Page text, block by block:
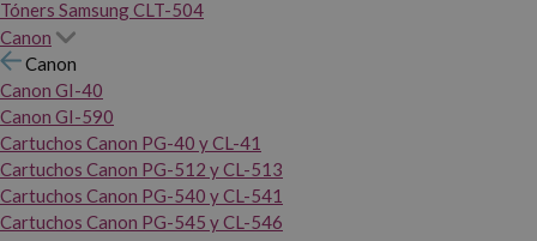
Tóners Samsung CLT-504
Canon
Canon
Canon GI-40
Canon GI-590
Cartuchos Canon PG-40 y CL-41
Cartuchos Canon PG-512 y CL-513
Cartuchos Canon PG-540 y CL-541
Cartuchos Canon PG-545 y CL-546